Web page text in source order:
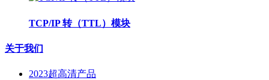
TCP/IP 转（TTL）模块
关于我们
2023超高清产品